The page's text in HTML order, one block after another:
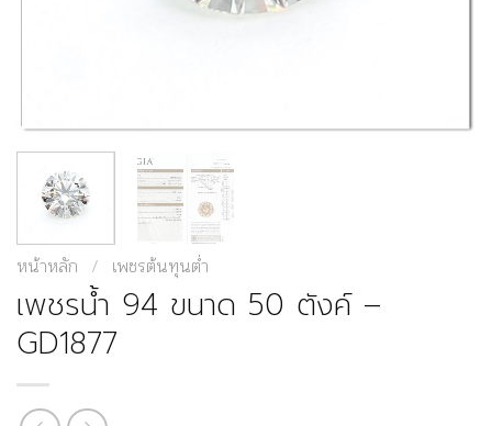
หน้าหลัก / เพชรต้นทุนต่ำ
เพชรน้ำ 94 ขนาด 50 ตังค์ –
GD1877